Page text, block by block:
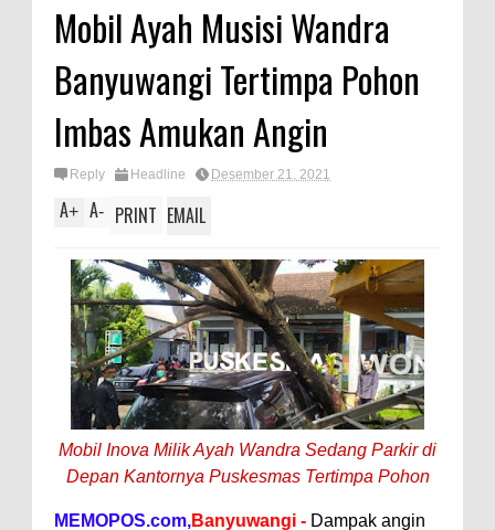
Mobil Ayah Musisi Wandra
Banyuwangi Tertimpa Pohon
Imbas Amukan Angin
Reply Headline Desember 21, 2021
A+ A- PRINT EMAIL
Mobil Inova Milik Ayah Wandra Sedang Parkir di
Depan Kantornya Puskesmas Tertimpa Pohon
MEMOPOS.com,Banyuwangi - Dampak angin